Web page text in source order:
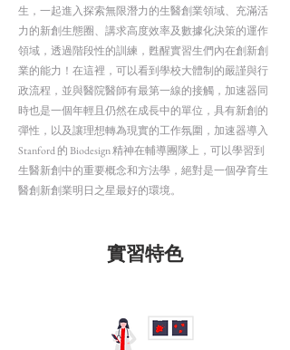
生，一起進入探索無限潛力的生醫創業領域、充滿活
力的新創生態圈、講求高度效率及數據化決策的運作
領域，透過階段性的訓練，甦醒實習生們內在創新創
業的能力！在這裡，可以看到學校大體制的嚴謹與行
政流程，並與醫院醫師有最第一線的接觸，加速器同
時也是一個年輕且仍然在成長中的單位，具有新創的
彈性，以及讓理想轉為現實的工作氛圍，加速器導入
Stanford 的 Biodesign 精神在輔導團隊上，可以學習到
生醫新創中的重要概念和方法學，絕對是一個孕育生
醫創新創業明日之星最好的環境。
​實習特色